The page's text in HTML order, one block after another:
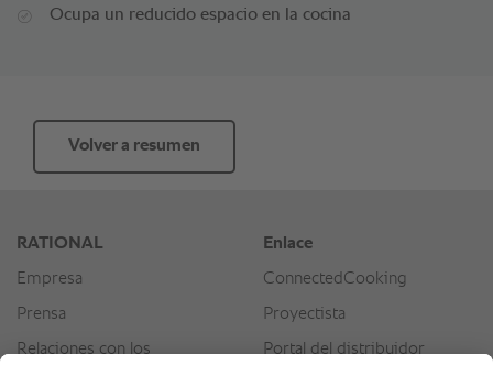
Ocupa un reducido espacio en la cocina
Volver a resumen